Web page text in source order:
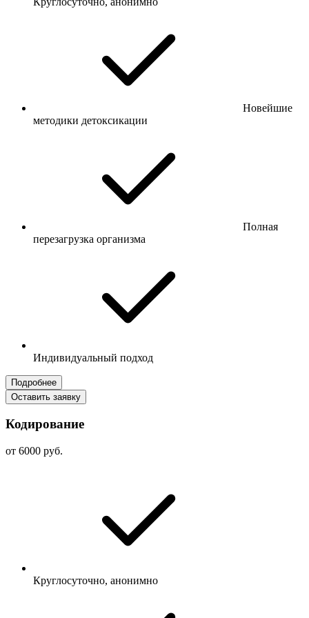
Новейшие
методики детоксикации
Полная
перезагрузка организма
Индивидуальный подход
Подробнее
Оставить заявку
Кодирование
от 6000 руб.
Круглосуточно, анонимно